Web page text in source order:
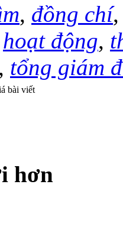
, đồng chí
hoạt động,
tổng giám
bài viết
hơn